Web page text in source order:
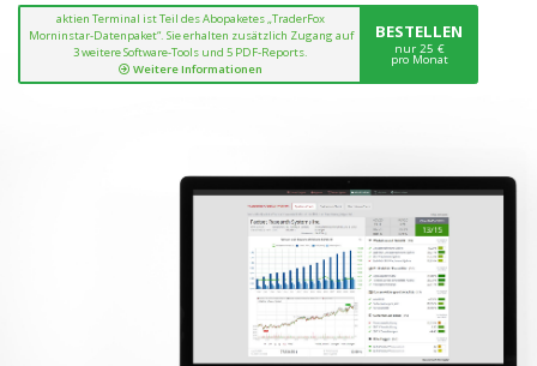
aktien Terminal ist Teil des Abopaketes „TraderFox
Morninstar-Datenpaket“. Sie erhalten zusätzlich Zugang auf
3 weitere Software-Tools und 5 PDF-Reports.
Weitere Informationen
BESTELLEN
nur 25 €
pro Monat